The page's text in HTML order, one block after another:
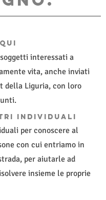
interessati a
vita, anche inviati
della Liguria, con loro
individuali
per conoscere al
con cui entriamo in
per aiutarle ad
insieme le proprie